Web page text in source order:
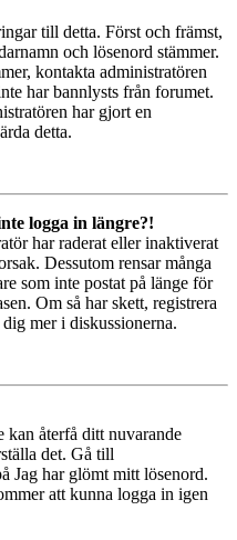
till detta. Först och främst,
och lösenord stämmer.
kontakta administratören
har bannlysts från forumet.
har gjort en
detta.
logga in längre?!
har raderat eller inaktiverat
Dessutom rensar många
som inte postat på länge för
Om så har skett, registrera
mer i diskussionerna.
återfå ditt nuvarande
det. Gå till
Jag har glömt mitt lösenord.
att kunna logga in igen